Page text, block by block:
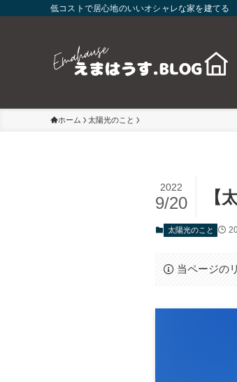
低コストで居心地のいいオシャレな家を建てる
ホーム 太陽光のこと
【
2022
9/20
太陽光のこと
当ページの